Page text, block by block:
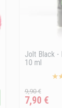
Jolt Black -
10 ml
Precio
regular
9,90 €
7,90 €